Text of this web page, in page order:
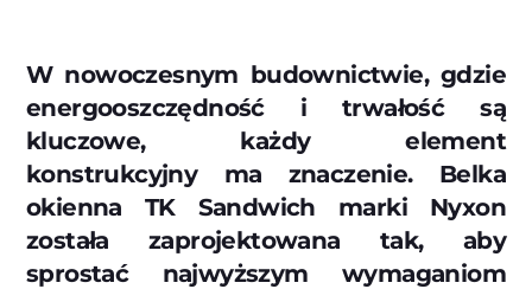
W nowoczesnym budownictwie, gdzie
energooszczędność i trwałość są
kluczowe, każdy element
konstrukcyjny ma znaczenie. Belka
okienna TK Sandwich marki Nyxon
została zaprojektowana tak, aby
sprostać najwyższym wymaganiom